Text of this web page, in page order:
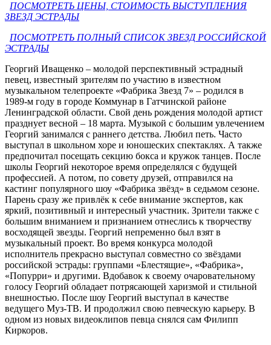
ПОСМОТРЕТЬ ЦЕНЫ, СТОИМОСТЬ ВЫСТУПЛЕНИЯ
ЗВЕЗД ЭСТРАДЫ
ПОСМОТРЕТЬ ПОЛНЫЙ СПИСОК ЗВЕЗД РОССИЙСКОЙ
ЭСТРАДЫ
Георгий Иващенко – молодой перспективный эстрадный
певец, известный зрителям по участию в известном
музыкальном телепроекте «Фабрика Звезд 7» – родился в
1989-м году в городе Коммунар в Гатчинской районе
Ленинградской области. Свой день рождения молодой артист
празднует весной – 18 марта. Музыкой с большим увлечением
Георгий занимался с раннего детства. Любил петь. Часто
выступал в школьном хоре и юношеских спектаклях. А также
предпочитал посещать секцию бокса и кружок танцев. После
школы Георгий некоторое время определялся с будущей
профессией. А потом, по совету друзей, отправился на
кастинг популярного шоу «Фабрика звёзд» в седьмом сезоне.
Парень сразу же привлёк к себе внимание экспертов, как
яркий, позитивный и интересный участник. Зрители также с
большим вниманием и признанием отнеслись к творчеству
восходящей звезды. Георгий непременно был взят в
музыкальный проект. Во время конкурса молодой
исполнитель прекрасно выступал совместно со звёздами
российской эстрады: группами «Блестящие», «Фабрика»,
«Попурри» и другими. Вдобавок к своему очаровательному
голосу Георгий обладает потрясающей харизмой и стильной
внешностью. После шоу Георгий выступал в качестве
ведущего Муз-ТВ. И продолжил свою певческую карьеру. В
одном из новых видеоклипов певца снялся сам Филипп
Киркоров.